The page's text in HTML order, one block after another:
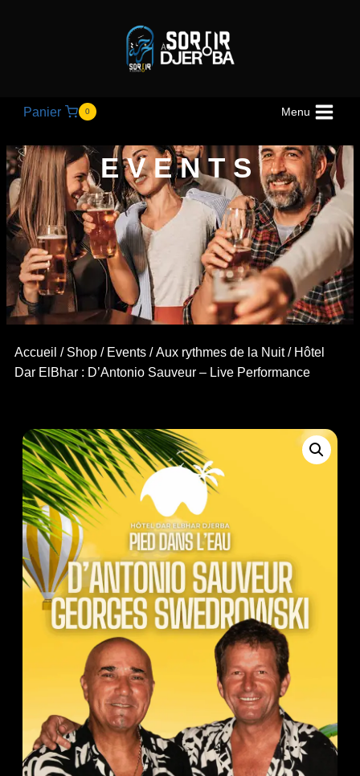
Panier 0 Menu
EVENTS
Accueil / Shop / Events /Aux rythmes de la Nuit/ Hôtel
Dar ElBhar : D’Antonio Sauveur – Live Performance